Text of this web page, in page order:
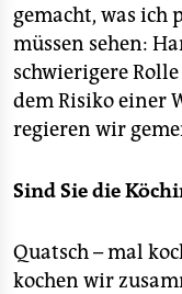
gemacht, was ich
müssen sehen:
schwierigere
dem Risiko einer
regieren wir
Sind Sie die
Quatsch – mal
kochen wir